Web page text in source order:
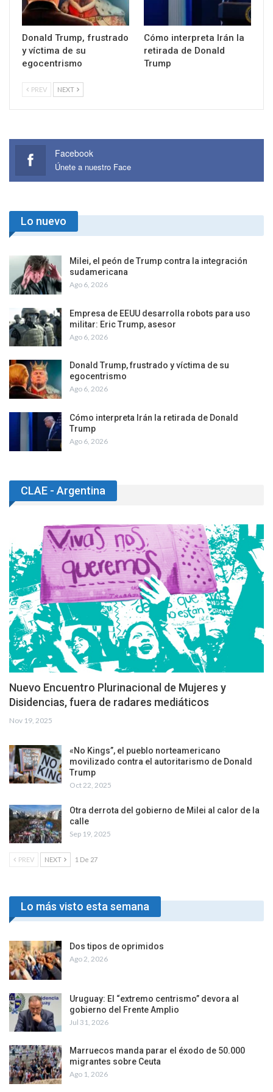
Donald Trump, frustrado
y víctima de su
egocentrismo
Cómo interpreta Irán la
retirada de Donald
Trump
PREV NEXT
Facebook
Únete a nuestro Face
Lo nuevo
Milei, el peón de Trump contra la integración
sudamericana
Ago 6, 2026
Empresa de EEUU desarrolla robots para uso
militar: Eric Trump, asesor
Ago 6, 2026
Donald Trump, frustrado y víctima de su
egocentrismo
Ago 6, 2026
Cómo interpreta Irán la retirada de Donald
Trump
Ago 6, 2026
CLAE - Argentina
Nuevo Encuentro Plurinacional de Mujeres y
Disidencias, fuera de radares mediáticos
Nov 19, 2025
«No Kings”, el pueblo norteamericano
movilizado contra el autoritarismo de Donald
Trump
Oct 22, 2025
Otra derrota del gobierno de Milei al calor de la
calle
Sep 19, 2025
PREV NEXT 1 De 27
Lo más visto esta semana
Dos tipos de oprimidos
Ago 2, 2026
Uruguay: El “extremo centrismo” devora al
gobierno del Frente Amplio
Jul 31, 2026
Marruecos manda parar el éxodo de 50.000
migrantes sobre Ceuta
Ago 1, 2026